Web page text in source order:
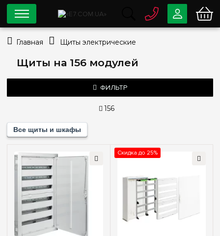
Щиты на 156 модулей
ФИЛЬТР
—
Производитель
Hager(2)
Тип монтажа
Наружный(1)
156
Все щиты и шкафы
Скидка до 25%
0 800
044334-79-78
Viber
Главная Щиты электрические